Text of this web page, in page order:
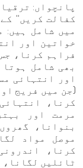
پانچواں:
کفالت کریں‘‘
میں شامل ہیں:
خواتین اور
فراہم کرنا،
بھی شامل
اور انتہائی
(جن میں فریج
کرنا،
مرمت اور
بنوانا،
موصل مواد
کرنا،
ٹائلیں لگانا،